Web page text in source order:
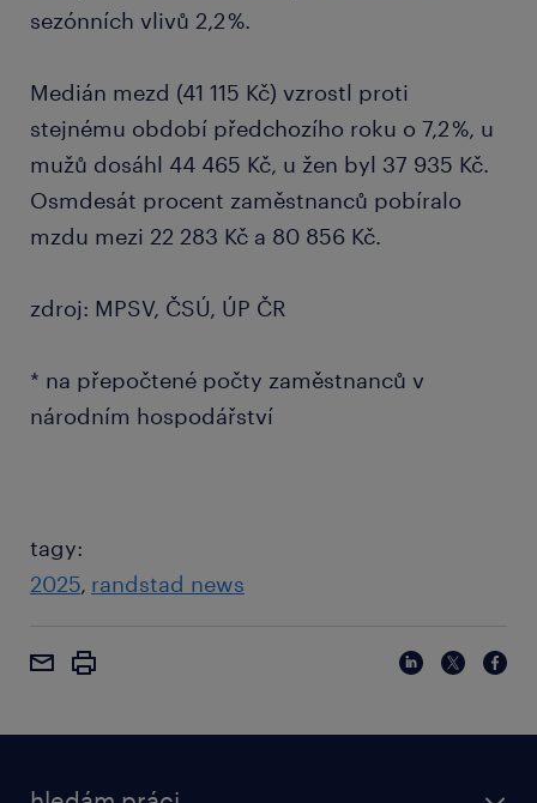
sezónních vlivů 2,2 %.
Medián mezd (41 115 Kč) vzrostl proti
stejnému období předchozího roku o 7,2 %, u
mužů dosáhl 44 465 Kč, u žen byl 37 935 Kč.
Osmdesát procent zaměstnanců pobíralo
mzdu mezi 22 283 Kč a 80 856 Kč.
zdroj: MPSV, ČSÚ, ÚP ČR
* na přepočtené počty zaměstnanců v
národním hospodářství
tagy:
2025 randstad news